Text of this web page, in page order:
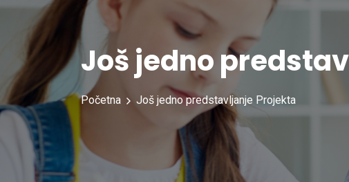
Još jedno
Početna Još jedno predstavljanje Projekta